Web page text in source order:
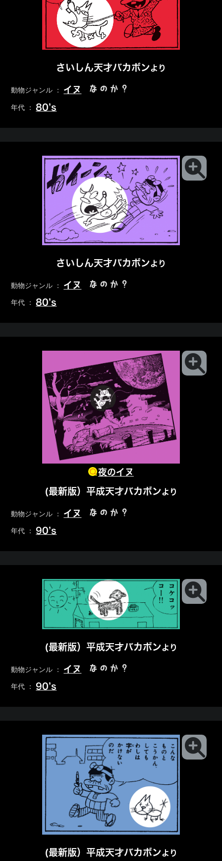
さいしん天才バカボンより
動物ジャンル ： イヌ なのか？
年代 ： 80’s
さいしん天才バカボンより
動物ジャンル ： イヌ なのか？
年代 ： 80’s
夜のイヌ
(最新版）平成天才バカボンより
動物ジャンル ： イヌ なのか？
年代 ： 90’s
(最新版）平成天才バカボンより
動物ジャンル ： イヌ なのか？
年代 ： 90’s
(最新版）平成天才バカボンより